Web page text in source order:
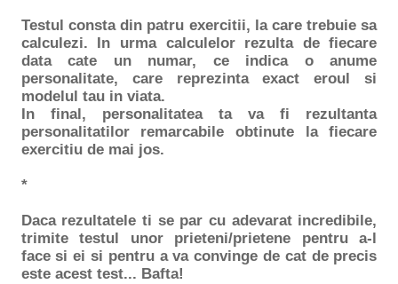
Testul consta din patru exercitii, la care trebuie sa
calculezi. In urma calculelor rezulta de fiecare
data cate un numar, ce indica o anume
personalitate, care reprezinta exact eroul si
modelul tau in viata.
In final, personalitatea ta va fi rezultanta
personalitatilor remarcabile obtinute la fiecare
exercitiu de mai jos.
*
Daca rezultatele ti se par cu adevarat incredibile,
trimite testul unor prieteni/prietene pentru a-l
face si ei si pentru a va convinge de cat de precis
este acest test... Bafta!